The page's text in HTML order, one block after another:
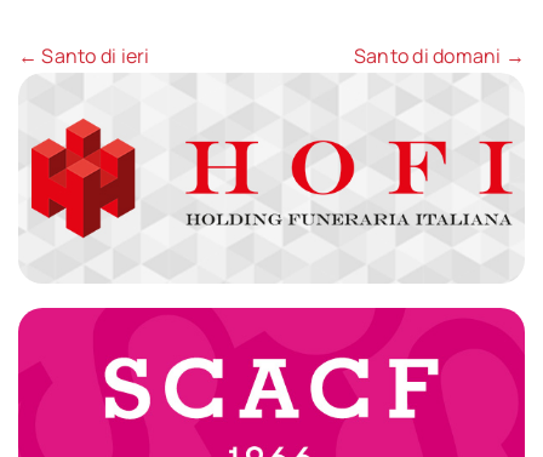
← Santo di ieri Santo di domani →